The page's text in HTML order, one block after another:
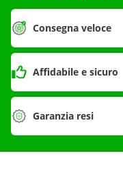
Consegna veloce
Affidabile e sicuro
Garanzia resi